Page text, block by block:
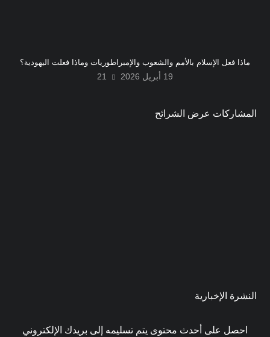
ماذا فعل الإسلام بالأمم والشعوب والإمبراطوريات وماذا فعلت اليهودية؟
19 أبريل 2026 21
المشاركات عرض الشرائح
النشرة الإخبارية
احصل على أحدث محتوى يتم تسليمه إلى بريدك الإلكتروني